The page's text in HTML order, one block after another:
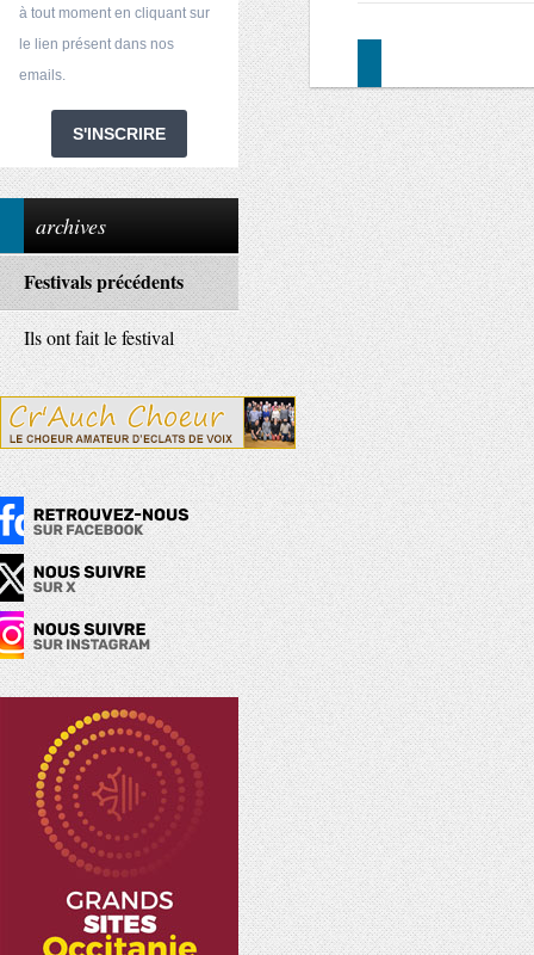
à tout moment en cliquant sur
le lien présent dans nos
emails.
S'INSCRIRE
archives
Festivals précédents
Ils ont fait le festival